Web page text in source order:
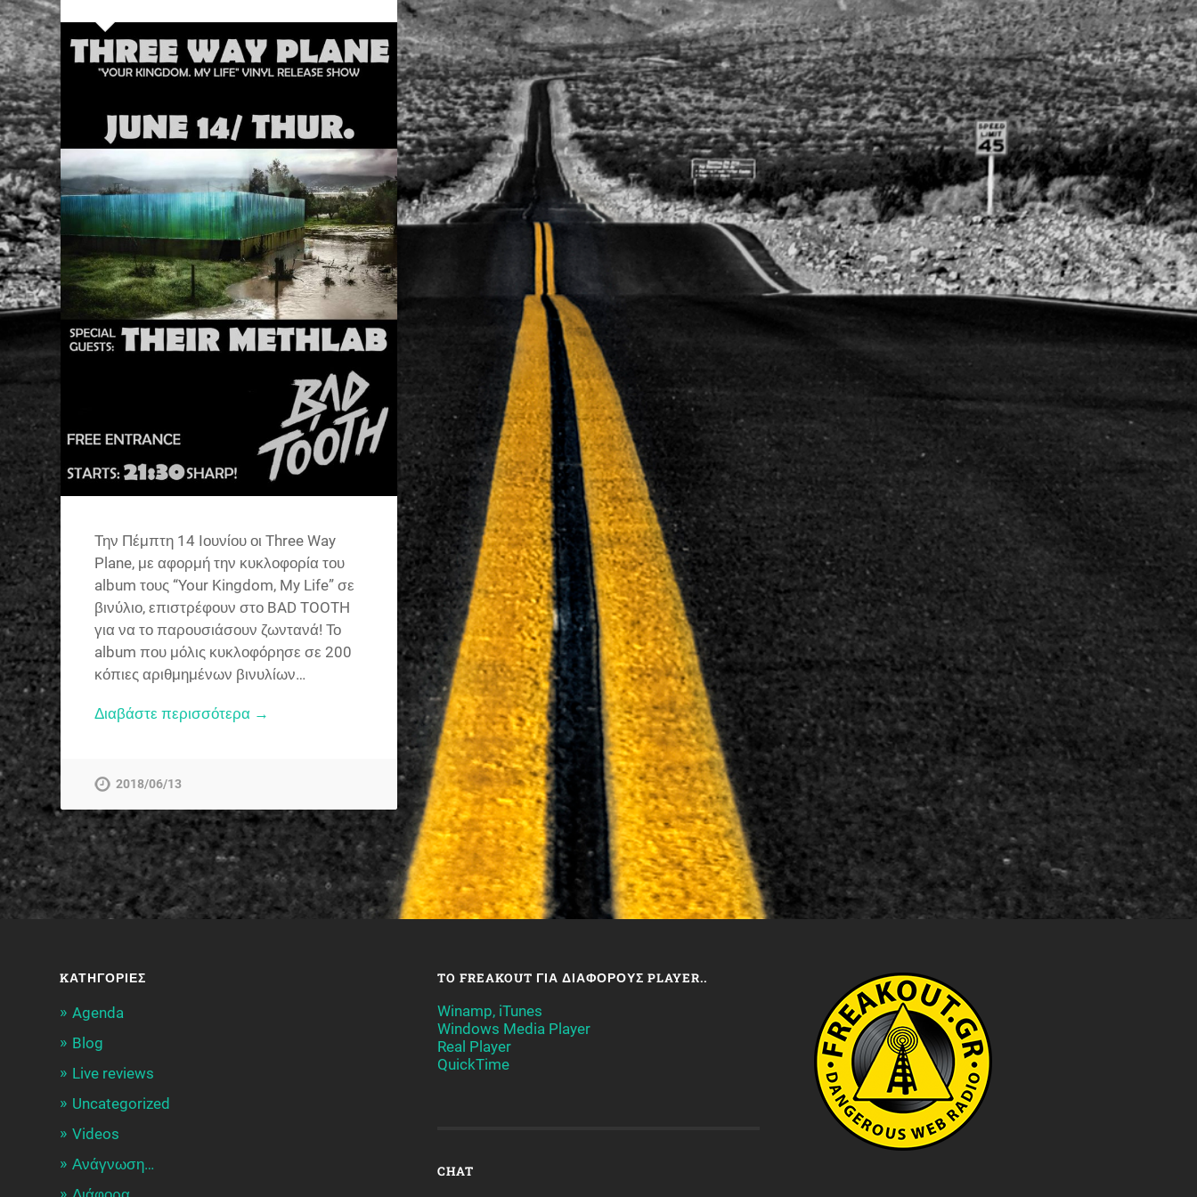
Την Πέμπτη 14 Ιουνίου οι Three Way
Plane, με αφορμή την κυκλοφορία του
album τους “Your Kingdom, My Life” σε
βινύλιο, επιστρέφουν στο BAD TOOTH
για να το παρουσιάσουν ζωντανά! Το
album που μόλις κυκλοφόρησε σε 200
κόπιες αριθμημένων βινυλίων…
Διαβάστε περισσότερα →
2018/06/13
KΑΤΗΓΟΡΊΕΣ
Agenda
Blog
Live reviews
Uncategorized
Videos
Ανάγνωση…
TO FREAKOUT ΓΙΑ ΔΙΆΦΟΡΟΥΣ PLAYER..
Winamp, iTunes
Windows Media Player
Real Player
QuickTime
CHAT